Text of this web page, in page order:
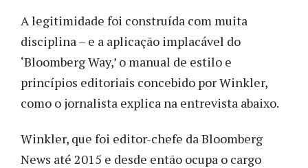
A legitimidade foi construída com muita
disciplina – e a aplicação implacável do
‘Bloomberg Way,’ o manual de estilo e
princípios editoriais concebido por Winkler,
como o jornalista explica na entrevista abaixo.
Winkler, que foi editor-chefe da Bloomberg
News até 2015 e desde então ocupa o cargo